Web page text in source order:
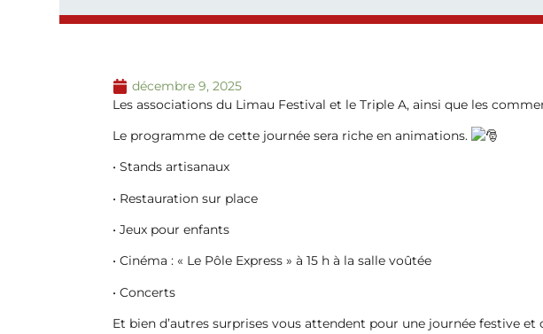
décembre 9, 2025
Les associations du Limau Festival et le Triple A, ainsi que les
Le programme de cette journée sera riche en animations.
• Stands artisanaux
• Restauration sur place
• Jeux pour enfants
• Cinéma : « Le Pôle Express » à 15 h à la salle voûtée
• Concerts
Et bien d’autres surprises vous attendent pour une journée festive et